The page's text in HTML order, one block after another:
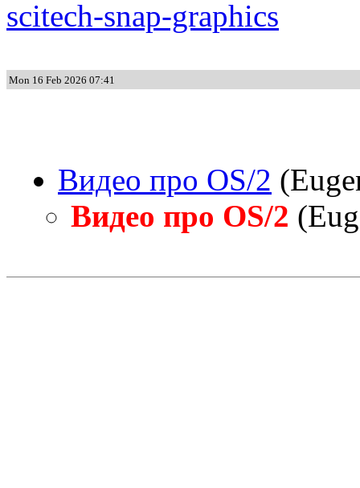
scitech-snap-graphics
Mon 16 Feb 2026 07:41
Видео про OS/2
Видео про OS/2